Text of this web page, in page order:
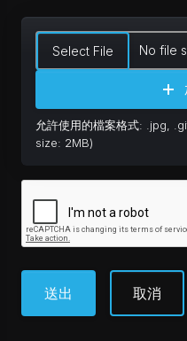
Select File No file
允許使用的檔案格式: .jpg,
size: 2MB)
取消